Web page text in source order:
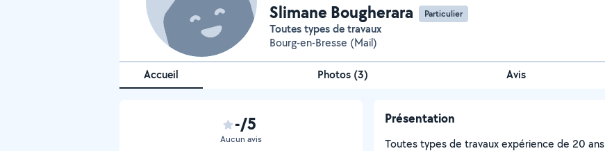
Slimane Bougherara Particulier
Toutes types de travaux
Bourg-en-Bresse (Mail)
Accueil Photos (3) Avis
-/5
Aucun avis
Présentation
Toutes types de travaux expérience de 20 ans